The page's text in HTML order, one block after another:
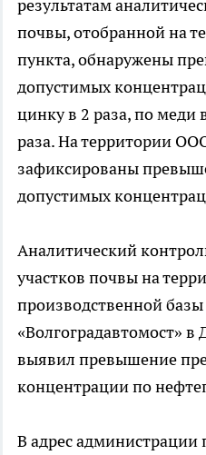
результатам
почвы, отобранной на
пункта, обнаружены
допустимых
цинку в 2 раза, по меди
раза. На территории
зафиксированы
допустимых
Аналитический
участков почвы на
производственной
«Волгоградавтомост»
выявил превышение
концентрации по
В адрес администрации